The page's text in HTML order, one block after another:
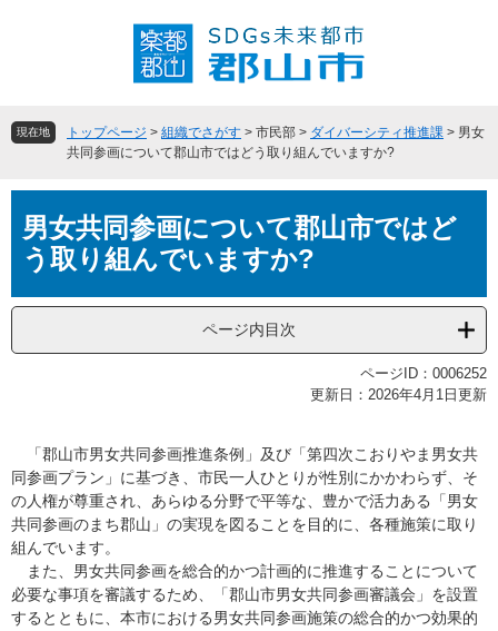
頭
飛現在地 トップページ > 組織でさがす > 市民部 > ダイバーシティ推進課 > 男女
共同参画について郡山市ではどう取り組んでいますか?
文男女共同参画について郡山市ではど
う取り組んでいますか?
ページ内目次
ページID：0006252
更新日：2026年4月1日更新
「郡山市男女共同参画推進条例」及び「第四次こおりやま男女共
同参画プラン」に基づき、市民一人ひとりが性別にかかわらず、そ
の人権が尊重され、あらゆる分野で平等な、豊かで活力ある「男女
共同参画のまち郡山」の実現を図ることを目的に、各種施策に取り
組んでいます。
また、男女共同参画を総合的かつ計画的に推進することについて
必要な事項を審議するため、「郡山市男女共同参画審議会」を設置
するとともに、本市における男女共同参画施策の総合的かつ効果的